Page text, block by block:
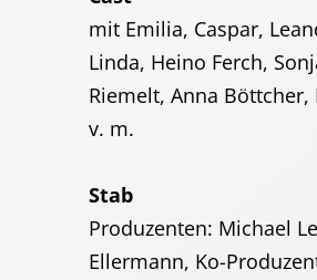
mit Emilia, Caspar,
Linda, Heino Ferch,
Riemelt, Anna
v. m.
Stab
Produzenten: Michael
Ellermann, Ko-
Karriere
Kontakt
Impressum